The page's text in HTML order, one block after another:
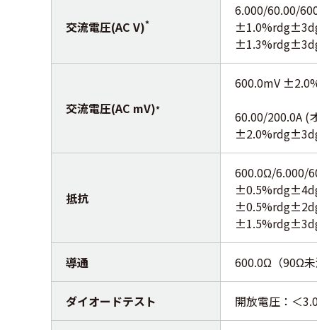
交流電圧(AC V)*
6.000/60.00/
交流電圧(AC mV)*
600.0mV
60.00/200.0A (
抵抗
600.0Ω/6.000/
導通 600.0Ω（90Ω
ダイオードテスト 開放電圧：＜